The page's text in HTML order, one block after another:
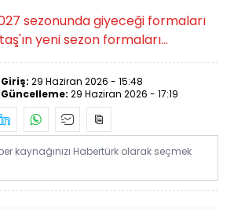
sezonunda giyeceği formaları
yeni sezon formaları...
Giriş: 29 Haziran 2026 - 15:48
Güncelleme: 29 Haziran 2026 - 17:19
kaynağınızı Habertürk olarak seçmek